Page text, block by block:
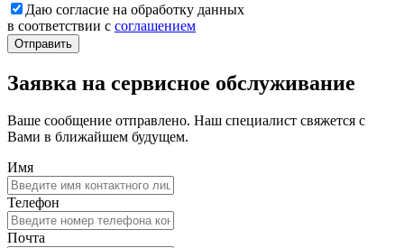
Даю согласие на обработку данных
в соответствии с соглашением
Заявка на сервисное обслуживание
Ваше сообщение отправлено. Наш специалист свяжется с
Вами в ближайшем будущем.
Имя
Телефон
Почта